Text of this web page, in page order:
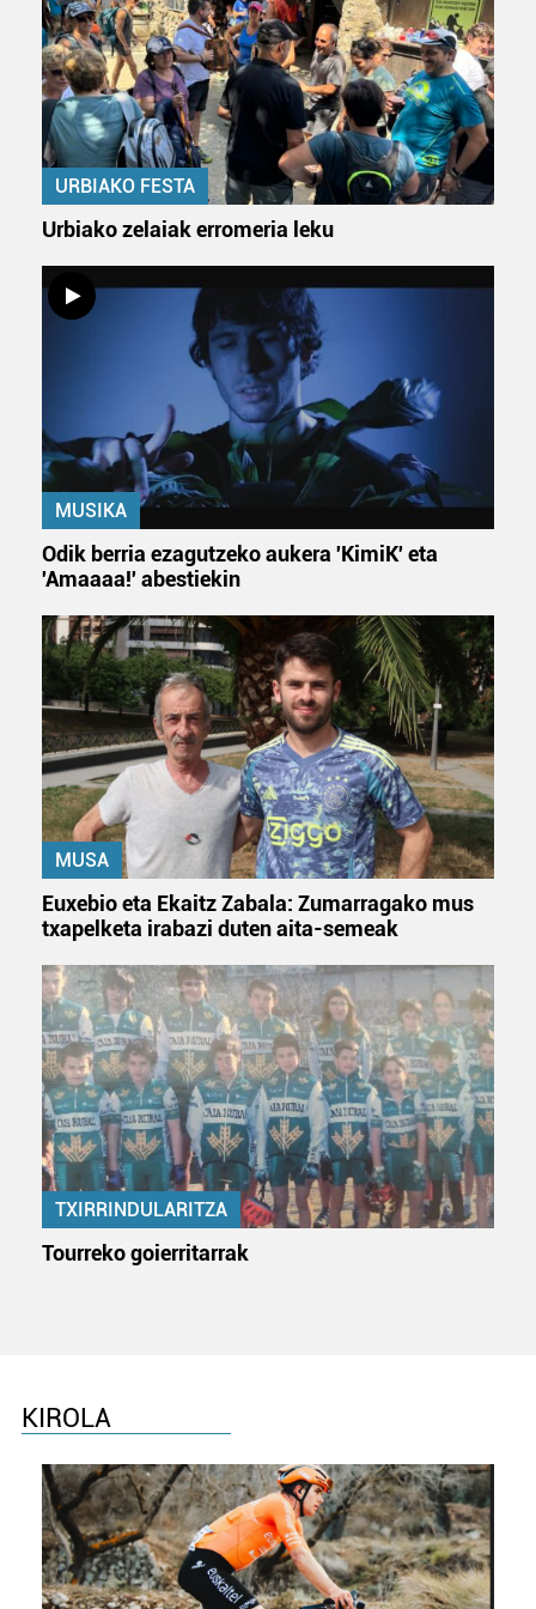
URBIAKO FESTA
Urbiako zelaiak erromeria leku
MUSIKA
Odik berria ezagutzeko aukera 'KimiK' eta
'Amaaaa!' abestiekin
MUSA
Euxebio eta Ekaitz Zabala: Zumarragako mus
txapelketa irabazi duten aita-semeak
TXIRRINDULARITZA
Tourreko goierritarrak
KIROLA